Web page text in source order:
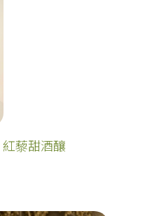
紅藜甜酒釀